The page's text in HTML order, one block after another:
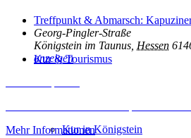
Kur & Tourismus
Kur in Königstein
Treffpunkt & Abmarsch:
Georg-Pingler-Straße
Königstein im Taunus Hessen
anzeigen
Mehr Informationen